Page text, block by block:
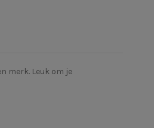
merk. Leuk om je